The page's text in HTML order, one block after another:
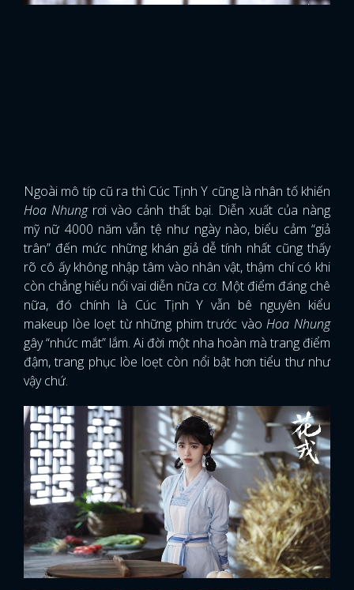
Ngoài mô típ cũ ra thì Cúc Tịnh Y cũng là nhân tố khiến
Hoa Nhungrơi vào cảnh thất bại. Diễn xuất của nàng
mỹ nữ 4000 năm vẫn tệ như ngày nào, biểu cảm “giả
trân” đến mức những khán giả dễ tính nhất cũng thấy
rõ cô ấy không nhập tâm vào nhân vật, thậm chí có khi
còn chẳng hiểu nổi vai diễn nữa cơ. Một điểm đáng chê
nữa, đó chính là Cúc Tịnh Y vẫn bê nguyên kiểu
makeup lòe loẹt từ những phim trước vào Hoa Nhung
gây “nhức mắt” lắm. Ai đời một nha hoàn mà trang điểm
đậm, trang phục lòe loẹt còn nổi bật hơn tiểu thư như
vậy chứ.